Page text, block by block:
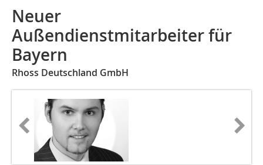
Neuer
Außendienstmitarbeiter für
Bayern
Rhoss Deutschland GmbH